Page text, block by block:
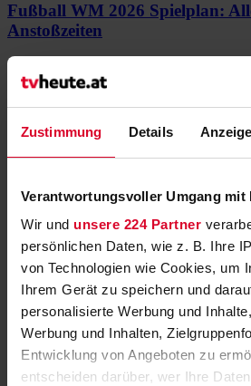
Zustimmung Details
Verantwortungsvoller Umgang mit
Wir und unsere 224 Partner
persönlichen Daten, wie z. B. Ihre
von Technologien wie Cookies, um
Ihrem Gerät zu speichern und
personalisierte Werbung und
Werbung und Inhalten,
Entwicklung von Angeboten zu
entscheiden darüber, wer Ihre
Fußball WM 2026 Spielplan:
Anstoßzeiten
Alle Spiele nach Datum und Zeit
Hier klicken
Neue Staffel der „School
Die ORF-Erfolgsserie geht in die dritte
Simon Morzé und
Landkrimi-Duo
Landkrimi-Premiere "Schnee von gestern"
Das ORF-Programm